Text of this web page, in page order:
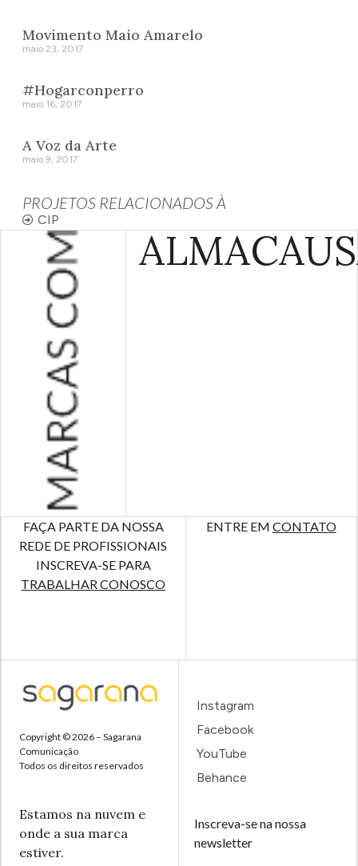
Movimento Maio Amarelo
maio 23, 2017
#Hogarconperro
maio 16, 2017
A Voz da Arte
maio 9, 2017
PROJETOS RELACIONADOS À
CIP
ALMA
FAÇA PARTE DA NOSSA
REDE DE PROFISSIONAIS
INSCREVA-SE PARA
TRABALHAR CONOSCO
ENTRE EM CONTATO
Copyright © 2026 – Sagarana
Comunicação
Todos os direitos reservados
Estamos na nuvem e
onde a sua marca
estiver.
Instagram
Facebook
YouTube
Behance
Inscreva-se na nossa
newsletter